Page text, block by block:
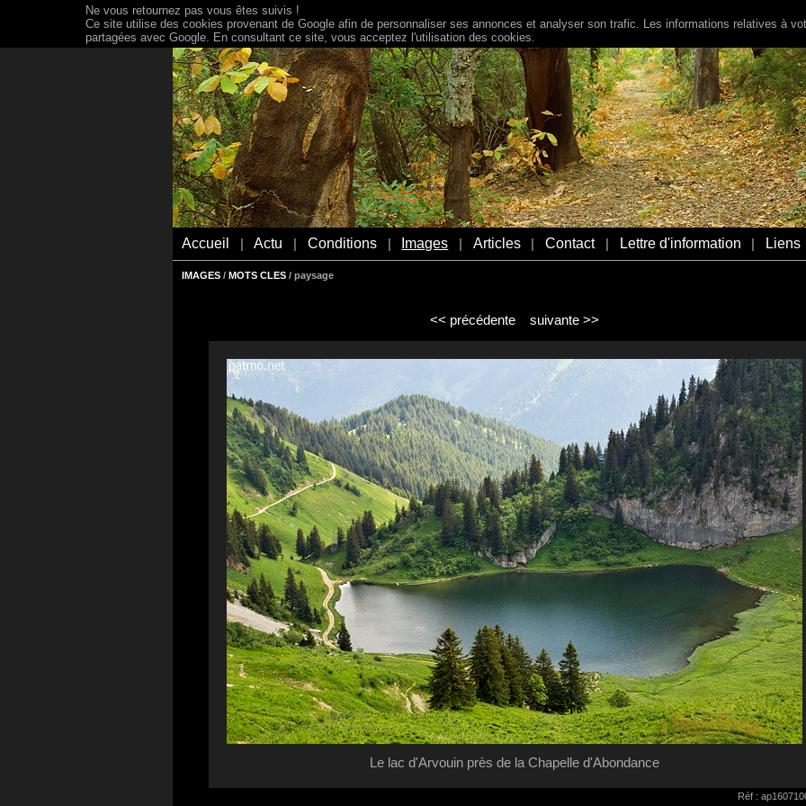
Accueil Actu Conditions Images Articles Contact Lettre d'information Liens
IMAGES / MOTS CLES / paysage
<< précédente suivante >>
Le lac d'Arvouin près de la Chapelle d'Abondance
Réf :
Ne vous retournez pas vous êtes suivis !
Ce site utilise des cookies provenant de Google afin de personnaliser ses annonces et analyser son trafic. Les informations relatives à
partagées avec Google. En consultant ce site, vous acceptez l'utilisation des cookies.